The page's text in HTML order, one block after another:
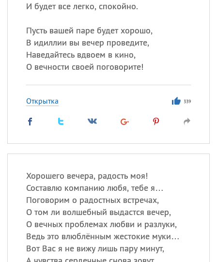
И будет все легко, спокойно.
Пусть вашей паре будет хорошо,
В идиллии вы вечер проведите,
Наведайтесь вдвоем в кино,
О вечности своей поговорите!
Открытка 339
Хорошего вечера, радость моя!
Составлю компанию любя, тебе я…
Поговорим о радостных встречах,
О том ли волшебный выдастся вечер,
О вечных проблемах любви и разлуки,
Ведь это влюблённым жестокие муки…
Вот Вас я не вижу лишь пару минут,